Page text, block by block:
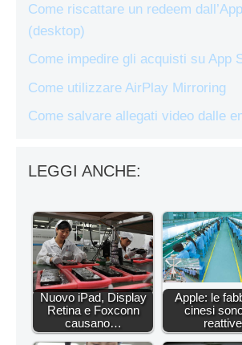
Come riscattare un redeem
(desktop)
Come impedire gli acquisti su App
Come utilizzare AirPlay Mirroring
Come salvare allegati video dalle
LEGGI ANCHE:
Nuovo iPad, Display
Retina e Foxconn
causano…
Apple: le
cinesi
reattive